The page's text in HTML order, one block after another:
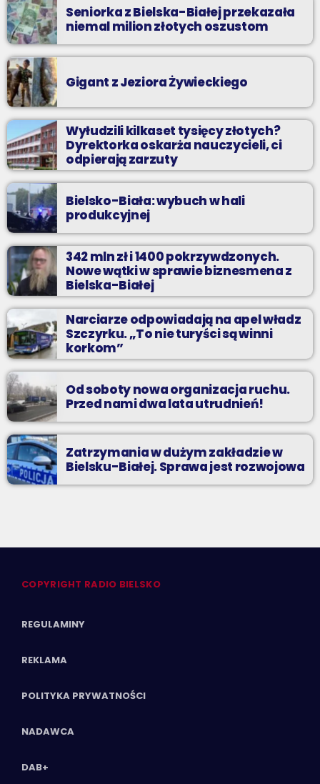
Seniorka z Bielska-Białej przekazała
niemal milion złotych oszustom
Gigant z Jeziora Żywieckiego
Wyłudzili kilkaset tysięcy złotych?
Dyrektorka oskarża nauczycieli, ci
odpierają zarzuty
Bielsko-Biała: wybuch w hali
produkcyjnej
342 mln zł i 1400 pokrzywdzonych.
Nowe wątki w sprawie biznesmena z
Bielska-Białej
Narciarze odpowiadają na apel władz
Szczyrku. „To nie turyści są winni
korkom”
Od soboty nowa organizacja ruchu.
Przed nami dwa lata utrudnień!
Zatrzymania w dużym zakładzie w
Bielsku-Białej. Sprawa jest rozwojowa
COPYRIGHT RADIO BIELSKO
REGULAMINY
REKLAMA
POLITYKA PRYWATNOŚCI
NADAWCA
DAB+